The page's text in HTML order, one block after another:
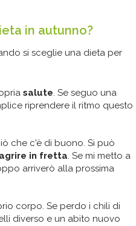
in autunno?
si sceglie una dieta per
salute. Se seguo una
riprendere il ritmo questo
che c'è di buono. Si può
in fretta. Se mi metto a
arriverò alla prossima
corpo. Se perdo i chili di
diverso e un abito nuovo